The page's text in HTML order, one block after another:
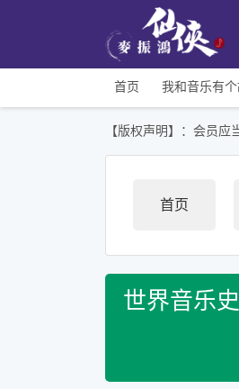
首页 我和音乐有
【版权声明】：会员
首页
世界音乐